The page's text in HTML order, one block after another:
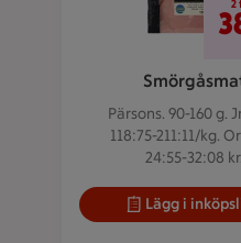
Pärsons. 90-160 g.
118:75-211:11/kg.
24:55-32:08 kr.
2
Lägg i